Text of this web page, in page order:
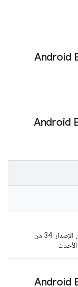
انخفاض الأداء عند نقل ملفات كبيرة إلى المحاكي على الإصدار 34 من